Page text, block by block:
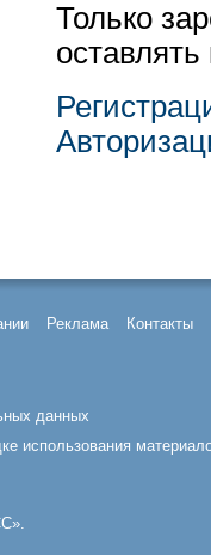
Только
Реклама Контакты
данных
использования